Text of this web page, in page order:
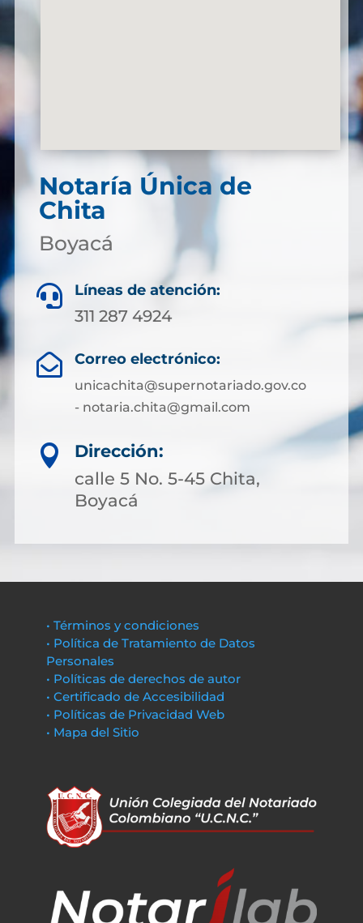
Notaría Única de
Chita
Boyacá
 Líneas de atención:
311 287 4924
 Correo electrónico:
unicachita@supernotariado.gov.co
- notaria.chita@gmail.com

Dirección:
calle 5 No. 5-45 Chita,
Boyacá
• Términos y condiciones
• Política de Tratamiento de Datos
Personales
• Políticas de derechos de autor
• Certificado de Accesibilidad
• Políticas de Privacidad Web
• Mapa del Sitio